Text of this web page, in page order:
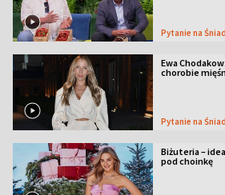
Pytanie na
Ewa
chorobie
Pytanie na
Biżuteria –
pod choinkę